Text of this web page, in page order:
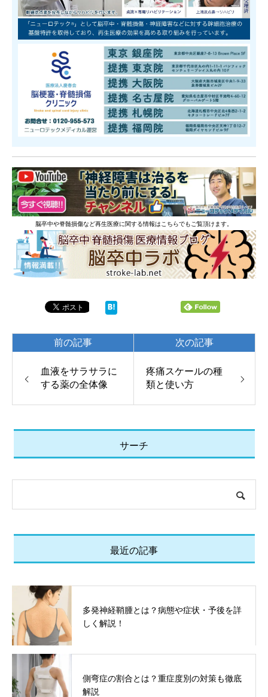
脳卒中や脊髄損傷など再生医療に関する情報はこちらでもご覧頂けます。
血液をサラサラに
する薬の全体像
前の記事
疼痛スケールの種
類と使い方
次の記事
サーチ
最近の記事
多発神経鞘腫とは？病態や症状・予後を詳
しく解説！
側弯症の割合とは？重症度別の対策も徹底
解説